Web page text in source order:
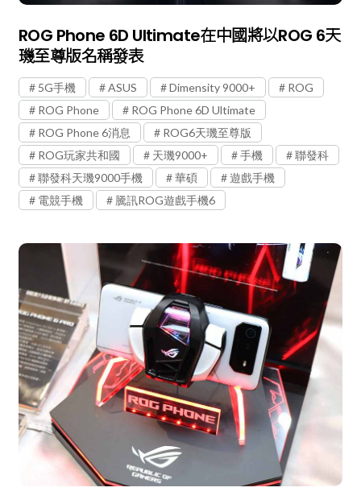
ROG Phone 6D Ultimate在中國將以ROG 6天
璣至尊版名稱發表
5G手機 ASUS Dimensity 9000+
ROG
ROG Phone
ROG Phone 6D Ultimate
ROG Phone 6消息
ROG6天璣至尊版
ROG玩家共和國
天璣9000+ 手機
聯發科
聯發科天璣9000手機
華碩
遊戲手機
電競手機
騰訊ROG遊戲手機6